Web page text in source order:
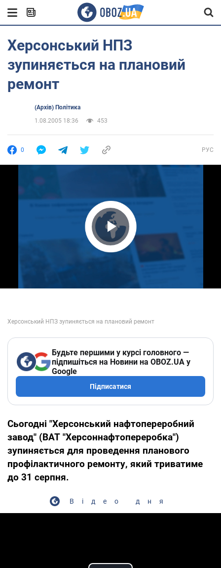
Херсонський НПЗ
зупиняється на плановий
ремонт
(Архів) Політика
1.08.2005 18:36
453
0 РУС
Play Video
Будьте першими у курсі головного —
підпишіться на Новини на OBOZ.UA у
Google
Підписатися
Сьогодні "Херсонський нафтопереробний
завод" (ВАТ "Херсоннафтопереробка")
зупиняється для проведення планового
профілактичного ремонту, який триватиме
до 31 серпня.
Відео дня